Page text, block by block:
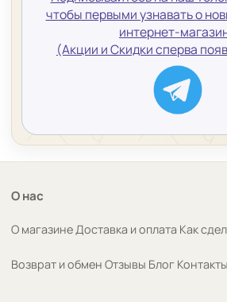
чтобы первыми узнавать о
интернет-
(Акции и Скидки сперва
О нас
О магазинеДоставка и оплата Как
Возврат и обмен Отзывы Блог Контакты